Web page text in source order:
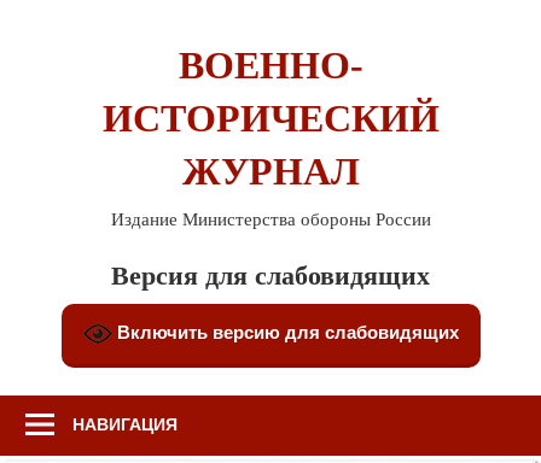
ВОЕННО-
ИСТОРИЧЕСКИЙ
ЖУРНАЛ
Издание Министерства обороны России
Версия для слабовидящих
Включить версию для слабовидящих
НАВИГАЦИЯ